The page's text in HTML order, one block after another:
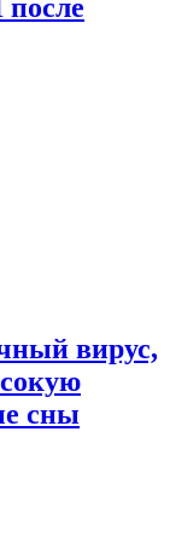
вирус,
сны